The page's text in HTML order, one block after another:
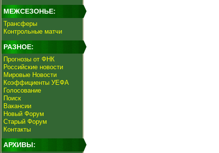
МЕЖСЕЗОНЬЕ:
Трансферы
Контрольные матчи
РАЗНОЕ:
Прогнозы от ФНК
Российские новости
Мировые Новости
Коэффициенты УЕФА
Голосование
Поиск
Вакансии
Новый Форум
Старый Форум
Контакты
АРХИВЫ: